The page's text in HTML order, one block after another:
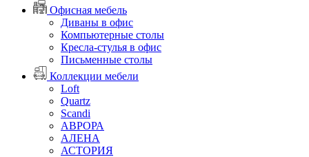
Офисная мебель
Диваны в офис
Компьютерные столы
Кресла-стулья в офис
Письменные столы
Коллекции мебели
Loft
Quartz
Scandi
АВРОРА
АЛЕНА
АСТОРИЯ